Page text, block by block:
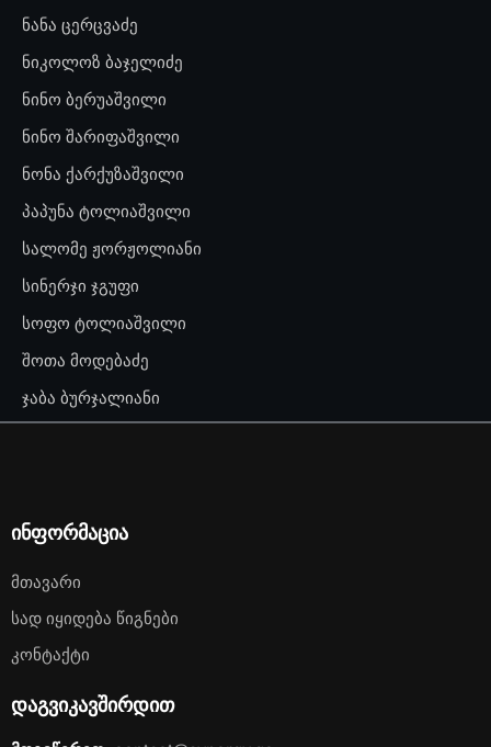
ნანა ცერცვაძე
ნიკოლოზ ბაჯელიძე
ნინო ბერუაშვილი
ნინო შარიფაშვილი
ნონა ქარქუზაშვილი
პაპუნა ტოლიაშვილი
სალომე ჟორჟოლიანი
სინერჯი ჯგუფი
სოფო ტოლიაშვილი
შოთა მოდებაძე
ჯაბა ბურჯალიანი
ინფორმაცია
Მთავარი
Სად Იყიდება Წიგნები
Კონტაქტი
დაგვიკავშირდით